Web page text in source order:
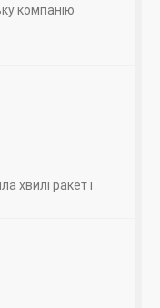
компанію
хвилі ракет і